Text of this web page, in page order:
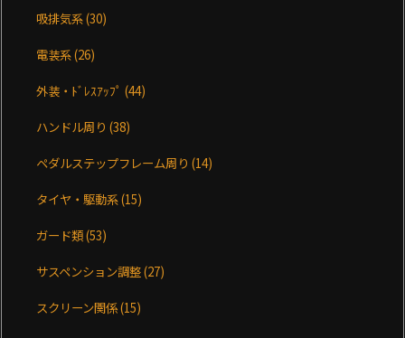
吸排気系(30)
電装系(26)
外装・ﾄﾞﾚｽｱｯﾌﾟ(44)
ハンドル周り(38)
ペダルステップフレーム周り(14)
タイヤ・駆動系(15)
ガード類(53)
サスペンション調整(27)
スクリーン関係(15)